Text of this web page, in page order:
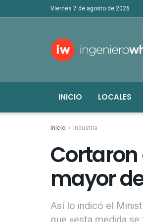
viernes 7 de agosto de 2026
INICIO LOCALES
Inicio Industria
mayor
Así lo indicó el